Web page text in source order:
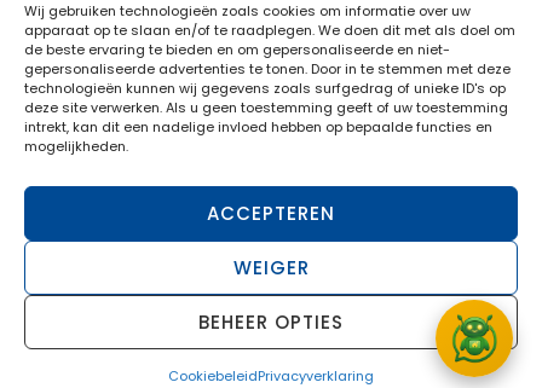
Wij gebruiken technologieën zoals cookies om informatie over uw
apparaat op te slaan en/of te raadplegen. We doen dit met als doel om
de beste ervaring te bieden en om gepersonaliseerde en niet-
gepersonaliseerde advertenties te tonen. Door in te stemmen met deze
technologieën kunnen wij gegevens zoals surfgedrag of unieke ID's op
deze site verwerken. Als u geen toestemming geeft of uw toestemming
intrekt, kan dit een nadelige invloed hebben op bepaalde functies en
mogelijkheden.
ACCEPTEREN
WEIGER
BEHEER OPTIES
CookiebeleidPrivacyverklaring
Cookiebeleid
Copyright © 2026Ensing Isolatie
realisatieDe Leo Media